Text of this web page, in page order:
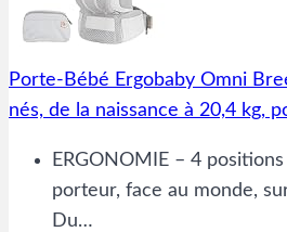
Porte-Bébé Ergobaby Omni
nés, de la naissance à 20,4 kg,
ERGONOMIE – 4
porteur, face au monde,
Du…